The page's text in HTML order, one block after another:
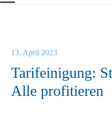
Tarifeinigung:
Alle profitieren
13. April 2023